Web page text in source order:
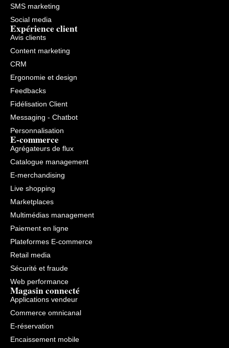
SMS marketing
Social media
Expérience client
Avis clients
Content marketing
CRM
Ergonomie et design
Feedbacks
Fidélisation Client
Messaging - Chatbot
Personnalisation
E-commerce
Agrégateurs de flux
Catalogue management
E-merchandising
Live shopping
Marketplaces
Multimédias management
Paiement en ligne
Plateformes E-commerce
Retail media
Sécurité et fraude
Web performance
Magasin connecté
Applications vendeur
Commerce omnicanal
E-réservation
Encaissement mobile